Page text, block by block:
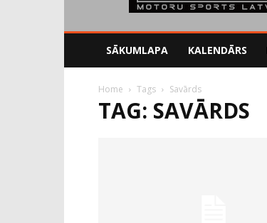
SĀKUMLAPA KALENDĀRS
Home Tags Savārds
TAG: SAVĀRDS